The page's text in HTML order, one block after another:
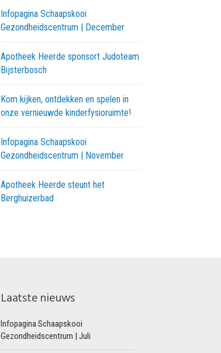
Infopagina Schaapskooi
Gezondheidscentrum | December
Apotheek Heerde sponsort Judoteam
Bijsterbosch
Kom kijken, ontdekken en spelen in
onze vernieuwde kinderfysioruimte!
Infopagina Schaapskooi
Gezondheidscentrum | November
Apotheek Heerde steunt het
Berghuizerbad
Laatste nieuws
Infopagina Schaapskooi
Gezondheidscentrum | Juli